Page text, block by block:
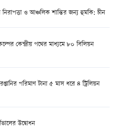
ও আঞ্চলিক শান্তির জন্য হুমকি: চীন
কেন্দ্রীয় পথের মাধ্যমে ৮০ বিলিয়ন
পরিমাণ টানা ৫ মাস ধরে ৪ ট্রিলিয়ন
উদ্বোধন